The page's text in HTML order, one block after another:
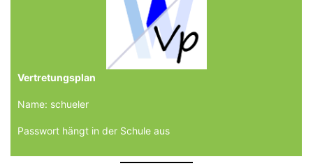
Vertretungsplan
Name: schueler
Passwort hängt in der Schule aus